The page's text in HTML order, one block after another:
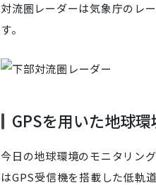
対流圏レーダーは気象庁のレ
す。
GPSを用いた地球
今日の地球環境のモニタリン
はGPS受信機を搭載した低軌